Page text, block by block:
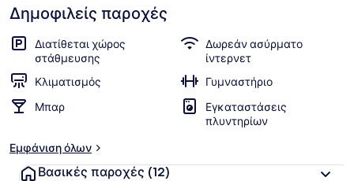
Δημοφιλείς παροχές
Διατίθεται χώρος
στάθμευσης
Δωρεάν ασύρματο
ίντερνετ
Κλιματισμός
Γυμναστήριο
Μπαρ
Εγκαταστάσεις
πλυντηρίων
Εμφάνιση όλων
Βασικές παροχές (12)